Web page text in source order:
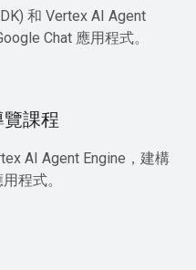
和 Vertex AI Agent
Chat 應用程式。
課程
AI Agent Engine，建構
程式。